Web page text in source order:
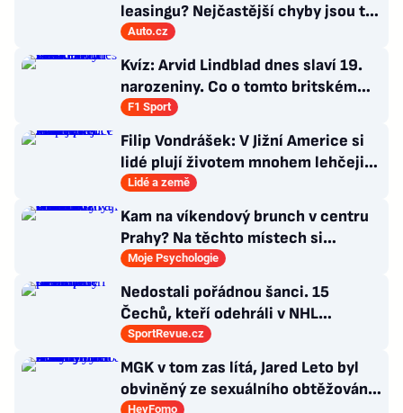
leasingu? Nejčastější chyby jsou ty
triviální
Auto.cz
Kvíz: Arvid Lindblad dnes slaví 19.
narozeniny. Co o tomto britském
závodníkovi víte?
F1 Sport
Filip Vondrášek: V Jižní Americe si
lidé plují životem mnohem lehčeji,
věci tolik neřeší
Lidé a země
Kam na víkendový brunch v centru
Prahy? Na těchto místech si
dlouhou snídani užívají i místní
Moje Psychologie
Nedostali pořádnou šanci. 15
Čechů, kteří odehráli v NHL
maximálně dva zápasy
SportRevue.cz
MGK v tom zas lítá, Jared Leto byl
obviněný ze sexuálního obtěžování
HeyFomo